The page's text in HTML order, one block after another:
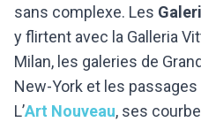
sans complexe. Les
y flirtent avec la Galleria
Milan, les galeries de
New-York et les
L’Art Nouveau, ses